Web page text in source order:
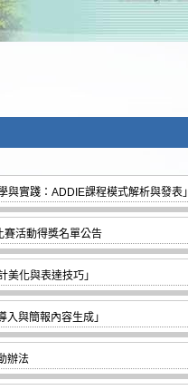
實踐：ADDIE課程模式解析與發表」
賽活動得獎名單公告
化與表達技巧」
與簡報內容生成」
辦法